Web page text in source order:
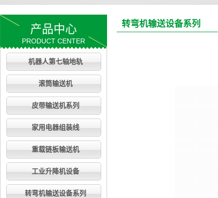
产品中心
PRODUCT CENTER
机器人第七轴地轨
滚筒输送机
皮带输送机系列
家用电器组装线
重载链板输送机
工业升降机设备
转弯机输送设备系列
转弯机输送设备系列